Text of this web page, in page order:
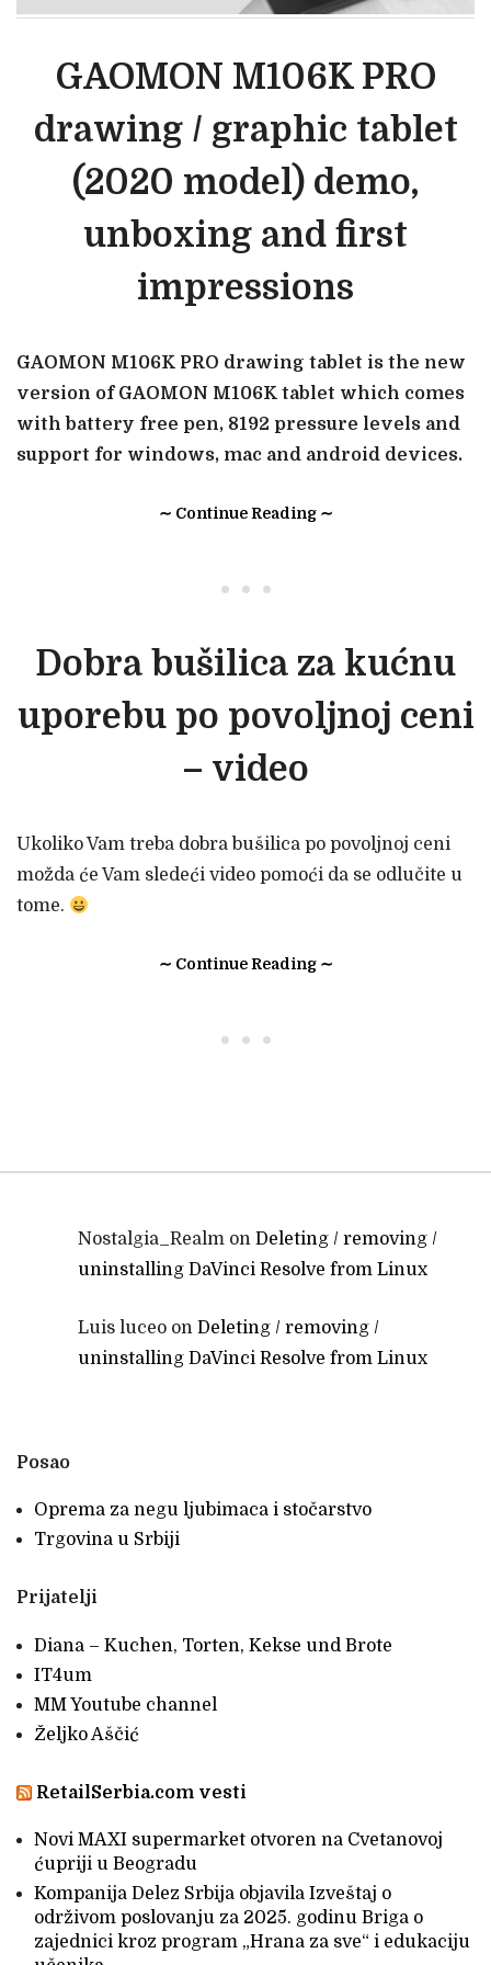
GAOMON M106K PRO
drawing / graphic tablet
(2020 model) demo,
unboxing and first
impressions
GAOMON M106K PRO drawing tablet is the new
version of GAOMON M106K tablet which comes
with battery free pen, 8192 pressure levels and
support for windows, mac and android devices.
∼ Continue Reading ∼
• • •
Dobra bušilica za kućnu
uporebu po povoljnoj ceni
– video
Ukoliko Vam treba dobra bušilica po povoljnoj ceni
možda će Vam sledeći video pomoći da se odlučite u
tome.
∼ Continue Reading ∼
• • •
Nostalgia_Realm on Deleting / removing /
uninstalling DaVinci Resolve from Linux
Luis luceo on Deleting / removing /
uninstalling DaVinci Resolve from Linux
Posao
Oprema za negu ljubimaca i stočarstvo
Trgovina u Srbiji
Prijatelji
Diana – Kuchen, Torten, Kekse und Brote
IT4um
MM Youtube channel
Željko Aščić
RetailSerbia.com vesti
Novi MAXI supermarket otvoren na Cvetanovoj
ćupriji u Beogradu
Kompanija Delez Srbija objavila Izveštaj o
održivom poslovanju za 2025. godinu Briga o
zajednici kroz program „Hrana za sve“ i edukaciju